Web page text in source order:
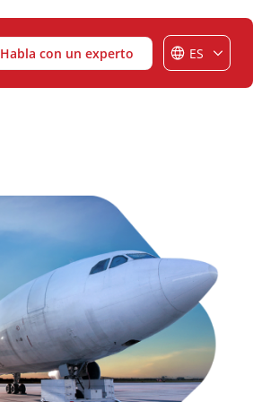
Habla con un experto ES